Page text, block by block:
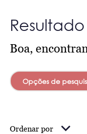
Boa,
Opções de
Ordenar por